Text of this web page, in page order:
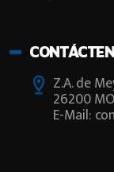
Z.A. de
26200
E-Mail: